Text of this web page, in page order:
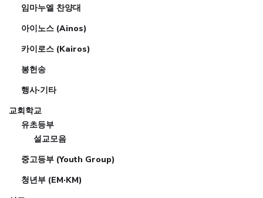
임마누엘 찬양대
아이노스 (Ainos)
카이로스 (Kairos)
봉헌송
행사·기타
교회학교
유초등부
설교모음
중고등부 (Youth Group)
청년부 (EM·KM)